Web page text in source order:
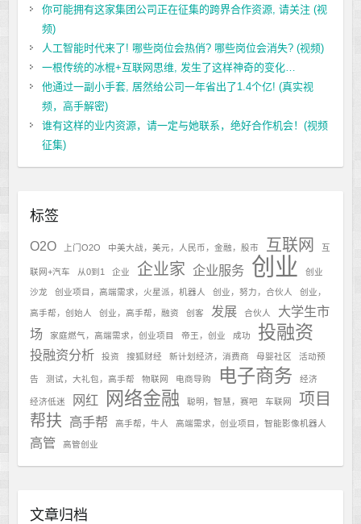
你可能拥有这家集团公司正在征集的跨界合作资源, 请关注 (视
频)
人工智能时代来了! 哪些岗位会热俏? 哪些岗位会消失? (视频)
一根传统的冰棍+互联网思维, 发生了这样神奇的变化…
他通过一副小手套, 居然给公司一年省出了1.4个亿! (真实视
频，高手解密)
谁有这样的业内资源，请一定与她联系，绝好合作机会！(视频
征集)
标签
O2O 上门O2O 中美大战，美元，人民币，金融，股市 互联网 互
联网+汽车 从0到1 企业 企业家 企业服务 创业 创业
沙龙 创业项目，高端需求，火星派，机器人 创业，努力，合伙人 创业，
高手帮，创始人 创业，高手帮，融资 创客 发展 合伙人
大学生市
场
家庭燃气，高端需求，创业项目 帝王，创业 成功 投融资
投融资分析 投资 搜狐财经 新计划经济，消费商 母婴社区 活动预
告 测试，大礼包，高手帮 物联网 电商导购 电子商务 经济
经济低迷 网红 网络金融 聪明，智慧，赛吧 车联网
项目
帮扶
高手帮 高手帮，牛人 高端需求，创业项目，智能影像机器人
高管 高管创业
文章归档